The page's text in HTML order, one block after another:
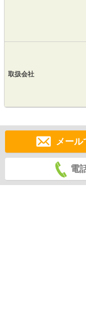
取扱会社
メール
電